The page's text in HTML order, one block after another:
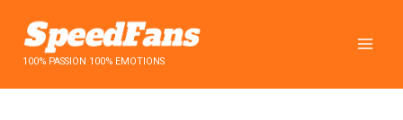
contenu100% PASSION 100% EMOTIONS